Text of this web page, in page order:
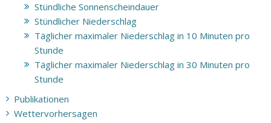
Stündliche Sonnenscheindauer
Stündlicher Niederschlag
Täglicher maximaler Niederschlag in 10 Minuten pro
Stunde
Täglicher maximaler Niederschlag in 30 Minuten pro
Stunde
Publikationen
Wettervorhersagen